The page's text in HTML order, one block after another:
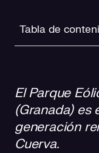
Tabla de
Comprometidos
El Parque
(Granada) es
generación
Cuerva.